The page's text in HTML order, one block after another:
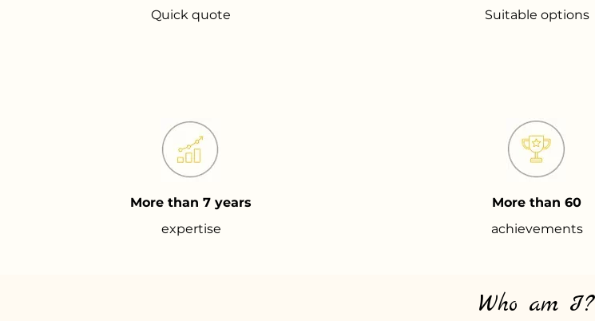
Quick quote
More than 7 years
expertise
Suitable options
More than 60
achievements
Who am I?